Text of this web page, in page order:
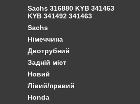
Sachs 316880 KYB 341463
KYB 341492 341463
Sachs
Німеччина
Двотрубний
Задній міст
Новий
Лівий/правий
Honda